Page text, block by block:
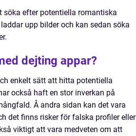
efter potentiella romantiska
upp bilder och kan sedan söka
dejting appar?
enkelt sätt att hitta potentiella
också haft en stor inverkan på
Å andra sidan kan det vara
det finns risker för falska profiler eller
viktigt att vara medveten om att